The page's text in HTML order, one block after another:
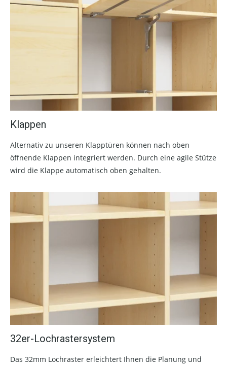
Klappen
Alternativ zu unseren Klapptüren können nach oben
öffnende Klappen integriert werden. Durch eine agile Stütze
wird die Klappe automatisch oben gehalten.
32er-Lochrastersystem
Das 32mm Lochraster erleichtert Ihnen die Planung und